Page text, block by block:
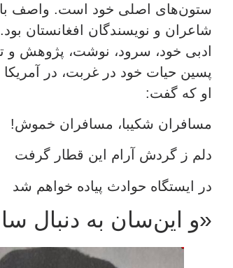
ستون‌های اصلی خود است. واصف
شاعران و نویسندگان افغانستان
ادبی خود، سرود،‌ نوشت، پژوهش و
پسین حیات خود در غربت، در آمریکا
او که گفت:
مسافران شکیبا، مسافران خموش!
دلم ز گردش آرام این قطار گرفت
در ایستگاه حوادث پیاده خواهم شد
«و این‌سان به دنبال